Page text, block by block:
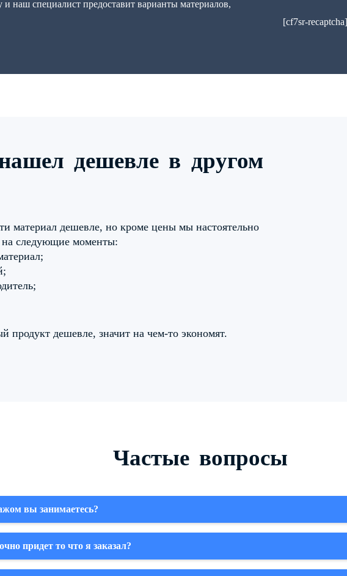
наш специалист предоставит варианты материалов,
[cf7sr-recaptcha]
дешевле в другом
материал дешевле, но кроме цены мы настоятельно
на следующие моменты:
продукт дешевле, значит на чем-то экономят.
Частые вопросы
вы занимаетесь?
придет то что я заказал?